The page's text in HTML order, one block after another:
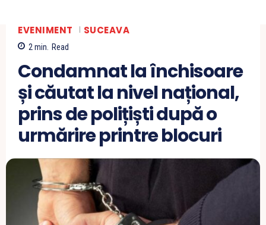
EVENIMENT SUCEAVA
2 min. Read
Condamnat la închisoare
și căutat la nivel național,
prins de polițiști după o
urmărire printre blocuri